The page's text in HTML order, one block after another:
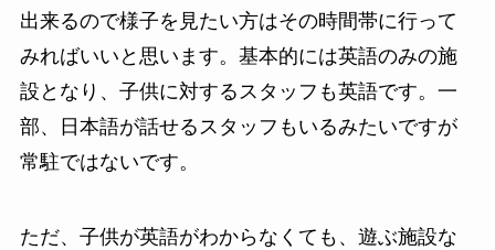
出来るので様子を見たい方はその時間帯に行って
みればいいと思います。基本的には英語のみの施
設となり、子供に対するスタッフも英語です。一
部、日本語が話せるスタッフもいるみたいですが
常駐ではないです。
ただ、子供が英語がわからなくても、遊ぶ施設な